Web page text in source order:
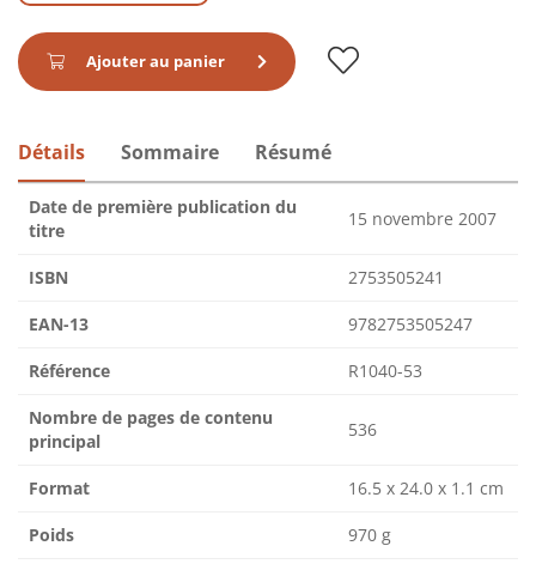
Ajouter au panier
Détails Sommaire Résumé
Date de première publication du
titre
15 novembre 2007
ISBN 2753505241
EAN-13 9782753505247
Référence R1040-53
Nombre de pages de contenu
principal
536
Format 16.5 x 24.0 x 1.1 cm
Poids 970 g